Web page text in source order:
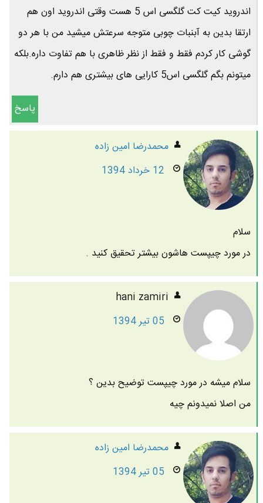
اندروید کیت کت گلگسی اس 5 هست وقتی اندروید اون هم
ارتقا بدین به آبنبات چوبی متوجه سرعتش میشید من با هر دو
گوشی کار کردم فقط و فقط از نظر ظاهری با هم تفاوت داره.بلکه
میتونم بگم گلگسی اس5 کارایی های بیشتری هم دارم.
پاسخ
محمدرضا امين زاده
12 خرداد 1394
سلام
در مورد چیپست هاشون بیشتر تحقیق کنید .
hani zamiri
05 تیر 1394
سلام میشه در مورد چیپست توضیح بدین ؟
من اصلا نمیدونم چیه
محمدرضا امين زاده
05 تیر 1394